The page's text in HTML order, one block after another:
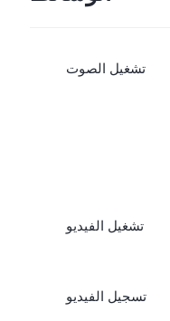
تشغيل الصوت
تشغيل الفيديو
تسجيل الفيديو